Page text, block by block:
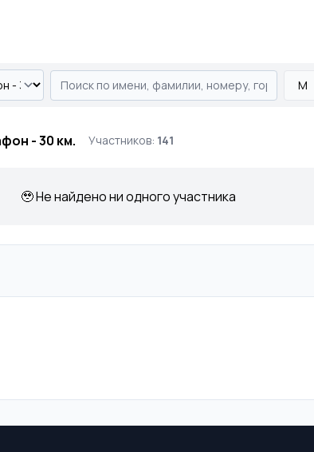
М
- 30 км. Участников: 141
🥹 Не найдено ни одного участника